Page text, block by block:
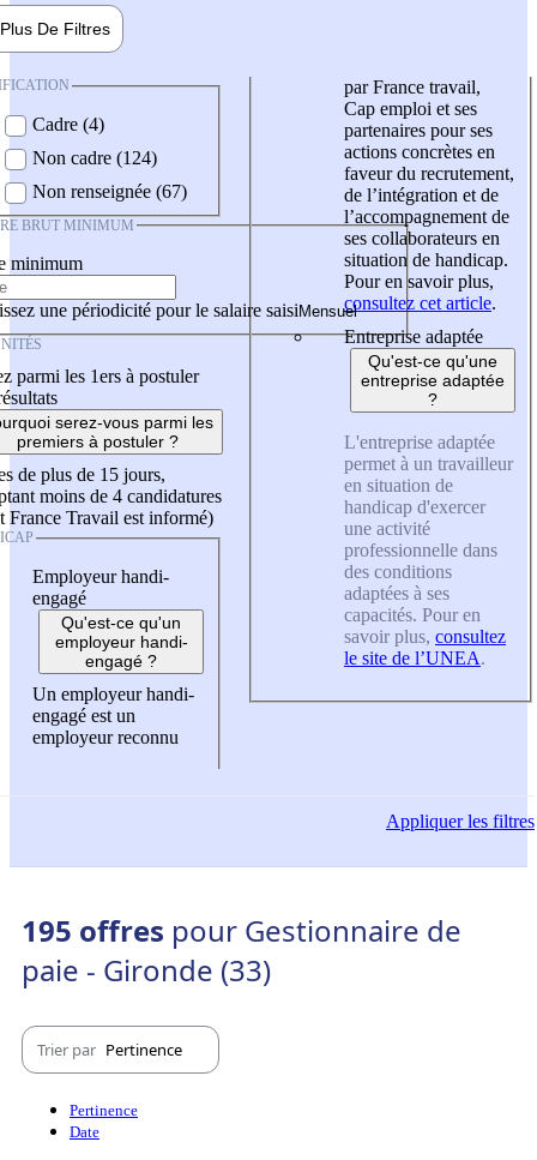
Plus De Filtres
Cadre (4)
Non cadre (124)
Non renseignée (67)
BRUT MINIMUM
minimum
une périodicité pour le salaire saisi
parmi les 1ers à postuler
serez-vous parmi les
premiers à postuler ?
de plus de 15 jours,
moins de 4 candidatures
France Travail est informé)
Employeur handi-
engagé
Qu'est-ce qu'un
employeur handi-
engagé ?
Un employeur handi-
engagé est un
employeur reconnu
par France travail,
Cap emploi et ses
partenaires pour ses
actions concrètes en
faveur du recrutement,
de l’intégration et de
l’accompagnement de
ses collaborateurs en
situation de handicap.
Pour en savoir plus,
consultez cet article.
Entreprise adaptée
Qu'est-ce qu'une
entreprise adaptée
?
L'entreprise adaptée
permet à un travailleur
en situation de
handicap d'exercer
une activité
professionnelle dans
des conditions
adaptées à ses
capacités. Pour en
savoir plus, consultez
le site de l’UNEA.
Appliquerles filtres
195 offres pour Gestionnaire de
paie - Gironde (33)
Trier par Pertinence
Pertinence
Date